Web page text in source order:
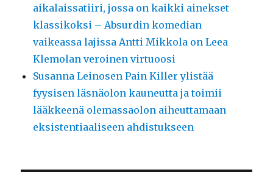
aikalaissatiiri, jossa on kaikki ainekset
klassikoksi – Absurdin komedian
vaikeassa lajissa Antti Mikkola on Leea
Klemolan veroinen virtuoosi
Susanna Leinosen Pain Killer ylistää
fyysisen läsnäolon kauneutta ja toimii
lääkkeenä olemassaolon aiheuttamaan
eksistentiaaliseen ahdistukseen